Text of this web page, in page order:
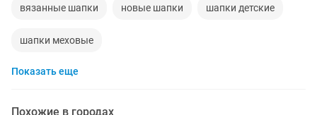
вязанные шапки новые шапки шапки детские
шапки меховые
Показать еще
Похожие в городах